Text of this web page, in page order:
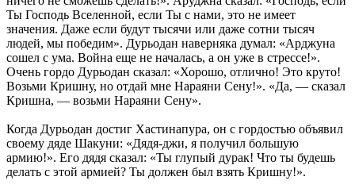
Ты Господь Вселенной, если Ты с нами, это не имеет
значения. Даже если будут тысячи или даже сотни тысяч
людей, мы победим». Дурьодан наверняка думал: «Арджуна
сошел с ума. Война еще не началась, а он уже в стрессе!».
Очень гордо Дурьодан сказал: «Хорошо, отлично! Это круто!
Возьми Кришну, но отдай мне Нараяни Сену!». «Да, — сказал
Кришна, — возьми Нараяни Сену».
Когда Дурьодан достиг Хастинапура, он с гордостью объявил
своему дяде Шакуни: «Дядя-джи, я получил большую
армию!». Его дядя сказал: «Ты глупый дурак! Что ты будешь
делать с этой армией? Ты должен был взять Кришну!».